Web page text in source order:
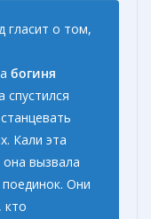
гласит о том,
богиня
Кали эта
вызвала
Они
кто